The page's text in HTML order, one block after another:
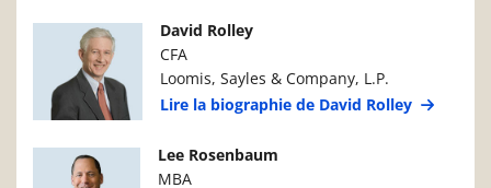
Photo du gestionnaire de portefeuille
David Rolley
CFA
Loomis, Sayles & Company, L.P.
Lire la biographie de David Rolley
Photo du gestionnaire de portefeuille
Lee Rosenbaum
MBA